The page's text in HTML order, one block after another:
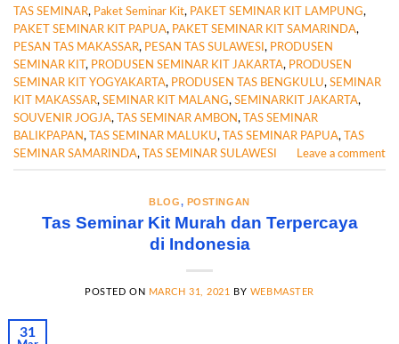
TAS SEMINAR, Paket Seminar Kit, PAKET SEMINAR KIT LAMPUNG,
PAKET SEMINAR KIT PAPUA, PAKET SEMINAR KIT SAMARINDA,
PESAN TAS MAKASSAR, PESAN TAS SULAWESI , PRODUSEN
SEMINAR KIT , PRODUSEN SEMINAR KIT JAKARTA, PRODUSEN
SEMINAR KIT YOGYAKARTA, PRODUSEN TAS BENGKULU, SEMINAR
KIT MAKASSAR, SEMINAR KIT MALANG, SEMINARKIT JAKARTA,
SOUVENIR JOGJA, TAS SEMINAR AMBON,
TAS SEMINAR
BALIKPAPAN, TAS SEMINAR MALUKU, TAS SEMINAR PAPUA,
TAS
SEMINAR SAMARINDA, TAS SEMINAR SULAWESI Leave a comment
BLOG, POSTINGAN
Tas Seminar Kit Murah dan Terpercaya
di Indonesia
POSTED ON MARCH 31, 2021 BY WEBMASTER
31